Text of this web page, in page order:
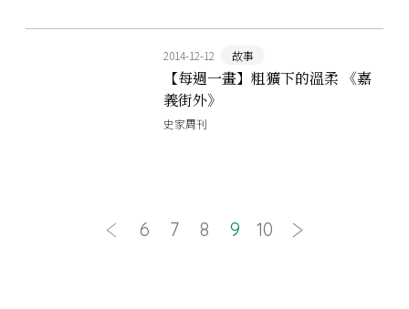
2014-12-12 故事
【每週一畫】粗獷下的溫柔 《嘉
義街外》
史家周刊
6 7 8 9 10